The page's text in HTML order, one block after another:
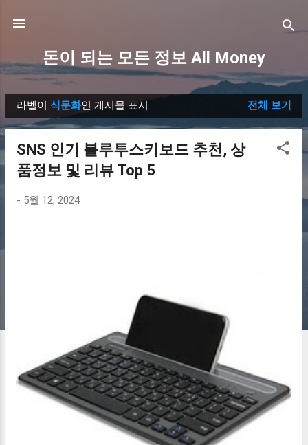
돈이 되는 모든 정보 All Money
글
라벨이 식문화인 게시물 표시 전체 보기
SNS 인기 블루투스키보드 추천, 상
품정보 및 리뷰 Top 5
- 5월 12, 2024